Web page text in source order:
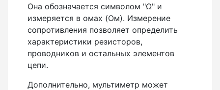
Она обозначается символом "Ω" и
измеряется в омах (Ом). Измерение
сопротивления позволяет определить
характеристики резисторов,
проводников и остальных элементов
цепи.
Дополнительно, мультиметр может